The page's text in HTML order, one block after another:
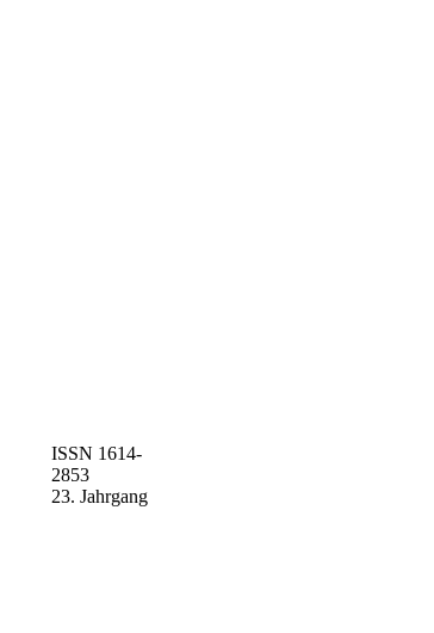
ISSN 1614-
2853
23. Jahrgang